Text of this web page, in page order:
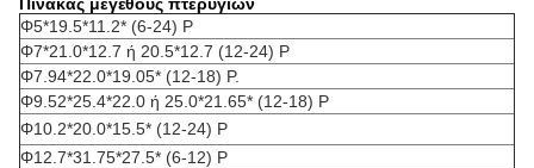
Φ5*19.5*11.2* (6-24) Ρ
Φ7*21.0*12.7 ή 20.5*12.7 (12-24) Ρ
Φ7.94*22.0*19.05* (12-18) Ρ.
Φ9.52*25.4*22.0 ή 25.0*21.65* (12-18) Ρ
Φ10.2*20.0*15.5* (12-24) Ρ
Φ12.7*31.75*27.5* (6-12) Ρ